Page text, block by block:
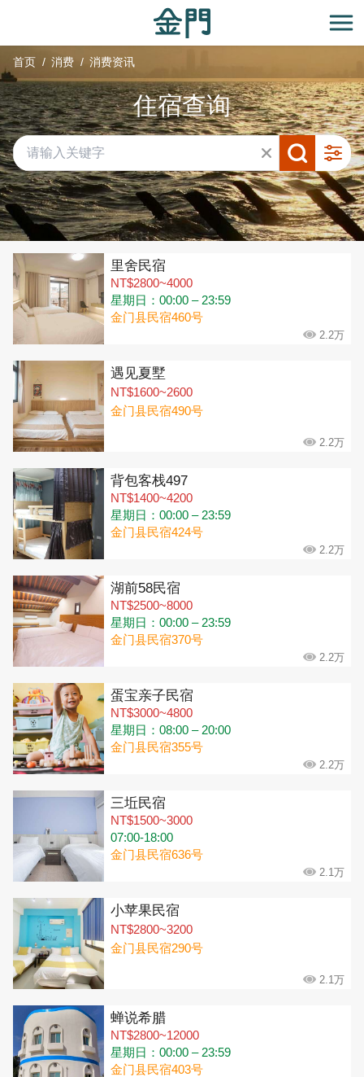
主
要
内
容
区
块
开
首页 消费 消费资讯
住宿查询
共有 315 间店家
里舍民宿
NT$2800~4000
星期日：00:00 – 23:59
金门县民宿460号
2.2万
遇见夏墅
NT$1600~2600
金门县民宿490号
2.2万
背包客栈497
NT$1400~4200
星期日：00:00 – 23:59
金门县民宿424号
2.2万
湖前58民宿
NT$2500~8000
星期日：00:00 – 23:59
金门县民宿370号
2.2万
蛋宝亲子民宿
NT$3000~4800
星期日：08:00 – 20:00
金门县民宿355号
2.2万
三坵民宿
NT$1500~3000
07:00-18:00
金门县民宿636号
2.1万
小苹果民宿
NT$2800~3200
金门县民宿290号
2.1万
蝉说希腊
NT$2800~12000
星期日：00:00 – 23:59
金门县民宿403号